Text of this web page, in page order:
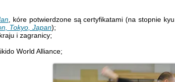
, kóre potwierdzone są certyfikatami (na stopnie kyu
Tokyo, Japan);
i zagranicy;
World Alliance;